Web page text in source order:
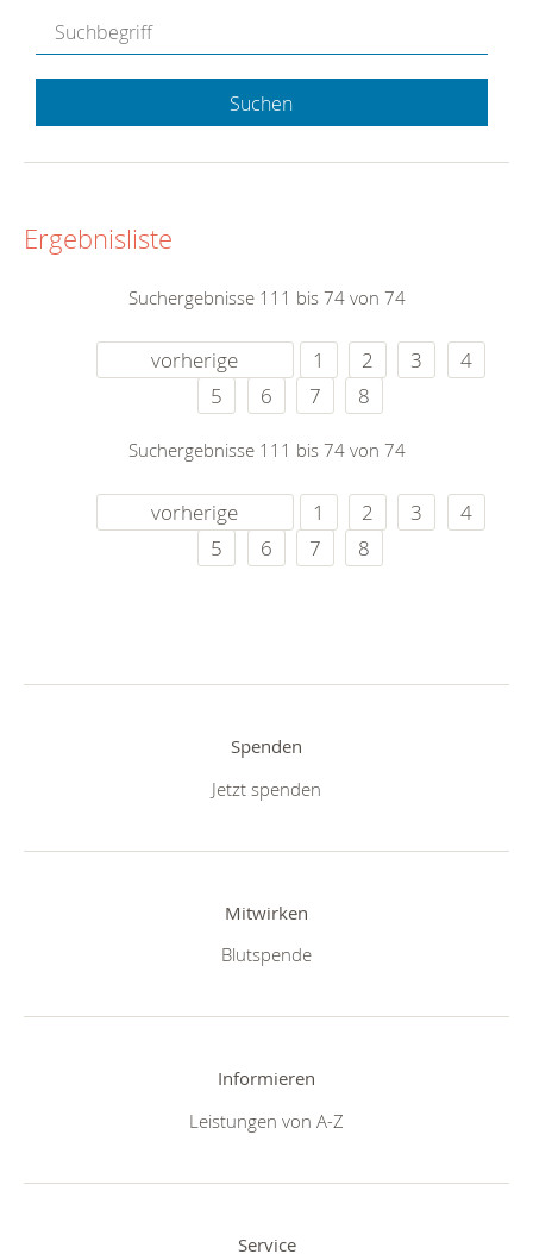
Suchen
Ergebnisliste
Suchergebnisse 111 bis 74 von 74
vorherige 1 2 3
4
5
6 7 8
Suchergebnisse 111 bis 74 von 74
vorherige 1 2 3
4
5
6 7 8
Spenden
Jetzt spenden
Mitwirken
Blutspende
Informieren
Leistungen von A-Z
Service